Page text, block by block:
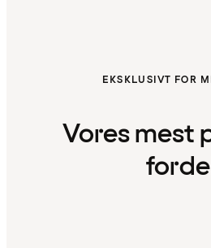
EKSKLUSIVT FOR
Vores mest